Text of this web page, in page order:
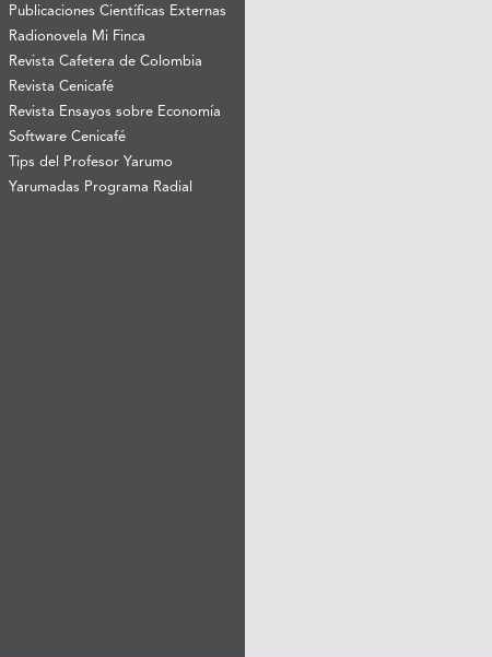
Publicaciones Científicas Externas
Radionovela Mi Finca
Revista Cafetera de Colombia
Revista Cenicafé
Revista Ensayos sobre Economía
Software Cenicafé
Tips del Profesor Yarumo
Yarumadas Programa Radial